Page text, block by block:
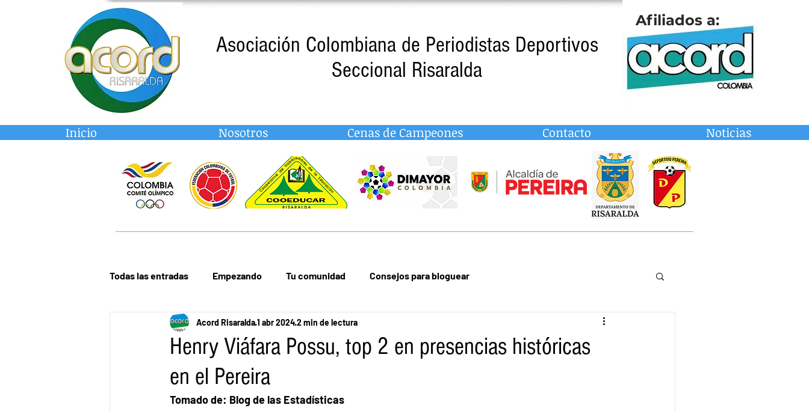
Asociación Colombiana de Periodistas Deportivos
Seccional Risaralda
Afiliados a:
Inicio Nosotros Cenas de Campeones Contacto Noticias
Todas las entradas Empezando Tu comunidad Consejos para bloguear
Henry Viáfara Possu, top 2 en presencias históricas
en el Pereira
Acord Risaralda1 abr 20242 min de lectura
Tomado de: Blog de las Estadísticas